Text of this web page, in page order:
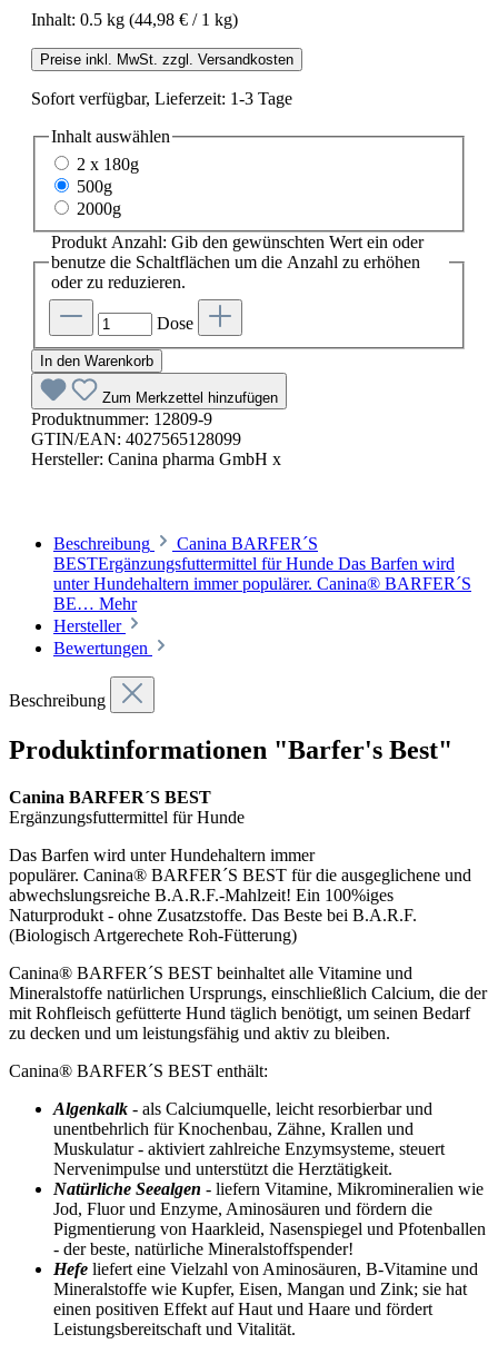
Inhalt: 0.5 kg (44,98 € / 1 kg)
Preise inkl. MwSt. zzgl. Versandkosten
Sofort verfügbar, Lieferzeit: 1-3 Tage
Inhalt auswählen
2 x 180g
500g
2000g
Produkt Anzahl: Gib den gewünschten Wert ein oder
benutze die Schaltflächen um die Anzahl zu erhöhen
oder zu reduzieren.
Dose
In den Warenkorb
Zum Merkzettel hinzufügen
Produktnummer: 12809-9
GTIN/EAN: 4027565128099
Hersteller: Canina pharma GmbH x
Beschreibung
Canina BARFER´S
BESTErgänzungsfuttermittel für Hunde Das Barfen wird
unter Hundehaltern immer populärer. Canina® BARFER´S
BE… Mehr
Hersteller
Bewertungen
Beschreibung
Produktinformationen "Barfer's Best"
Canina BARFER´S BEST
Ergänzungsfuttermittel für Hunde
Das Barfen wird unter Hundehaltern immer
populärer. Canina® BARFER´S BEST für die ausgeglichene und
abwechslungsreiche B.A.R.F.-Mahlzeit! Ein 100%iges
Naturprodukt - ohne Zusatzstoffe. Das Beste bei B.A.R.F.
(Biologisch Artgerechete Roh-Fütterung)
Canina® BARFER´S BEST beinhaltet alle Vitamine und
Mineralstoffe natürlichen Ursprungs, einschließlich Calcium, die der
mit Rohfleisch gefütterte Hund täglich benötigt, um seinen Bedarf
zu decken und um leistungsfähig und aktiv zu bleiben.
Canina® BARFER´S BEST enthält:
Algenkalk - als Calciumquelle, leicht resorbierbar und
unentbehrlich für Knochenbau, Zähne, Krallen und
Muskulatur - aktiviert zahlreiche Enzymsysteme, steuert
Nervenimpulse und unterstützt die Herztätigkeit.
Natürliche Seealgen - liefern Vitamine, Mikromineralien wie
Jod, Fluor und Enzyme, Aminosäuren und fördern die
Pigmentierung von Haarkleid, Nasenspiegel und Pfotenballen
- der beste, natürliche Mineralstoffspender!
Hefe liefert eine Vielzahl von Aminosäuren, B-Vitamine und
Mineralstoffe wie Kupfer, Eisen, Mangan und Zink; sie hat
einen positiven Effekt auf Haut und Haare und fördert
Leistungsbereitschaft und Vitalität.